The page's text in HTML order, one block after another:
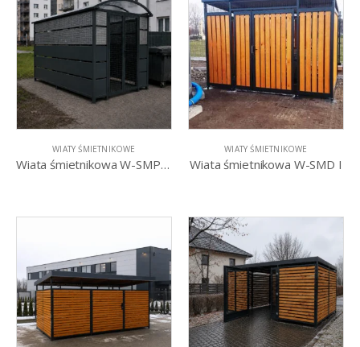
WIATY ŚMIETNIKOWE
Wiata śmietnikowa W-SMP VI
WIATY ŚMIETNIKOWE
Wiata śmietnikowa W-SMD I